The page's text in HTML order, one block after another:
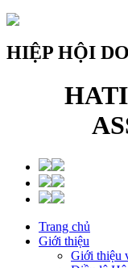
HIỆP HỘI
Trang chủ
Giới thiệu
Giới thiệu